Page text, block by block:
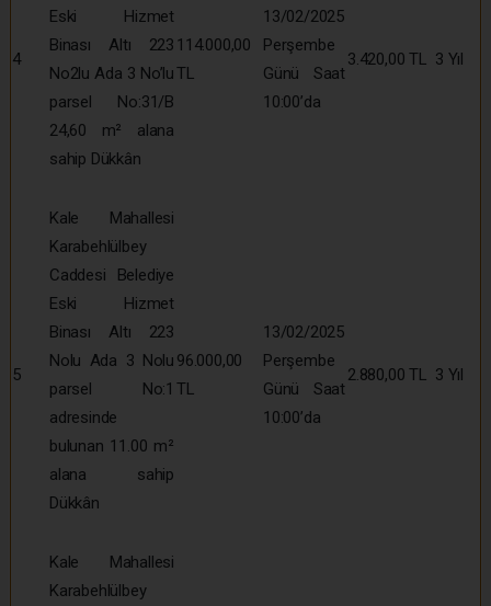
4
Eski Hizmet
Binası Altı 223
No2lu Ada 3 No’lu
parsel No:31/B
24,60 m² alana
sahip Dükkân
114.000,00
TL
13/02/2025
Perşembe
Günü Saat
10:00’da
3.420,00 TL 3 Yıl
5
Kale Mahallesi
Karabehlülbey
Caddesi Belediye
Eski Hizmet
Binası Altı 223
Nolu Ada 3 Nolu
parsel No:1
adresinde
bulunan 11.00 m²
alana sahip
Dükkân
96.000,00
TL
13/02/2025
Perşembe
Günü Saat
10:00’da
2.880,00 TL 3 Yıl
Kale Mahallesi
Karabehlülbey